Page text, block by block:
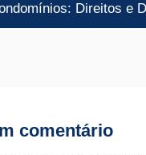
Direitos e
comentário